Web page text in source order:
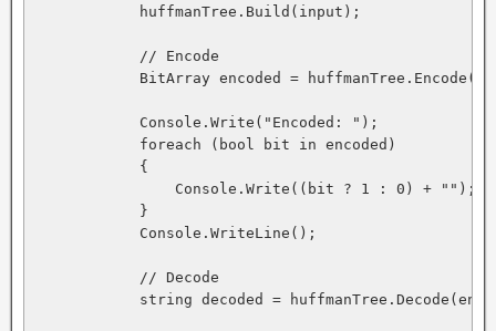
            huffmanTree.Build(input);
            // Encode
BitArray encoded =
            Console.Write("Encoded: ");
            foreach (bool bit in encoded)
            {
                Console.Write((bit ? 1 : 0) + "");
            }
            Console.WriteLine();
            // Decode
string decoded =